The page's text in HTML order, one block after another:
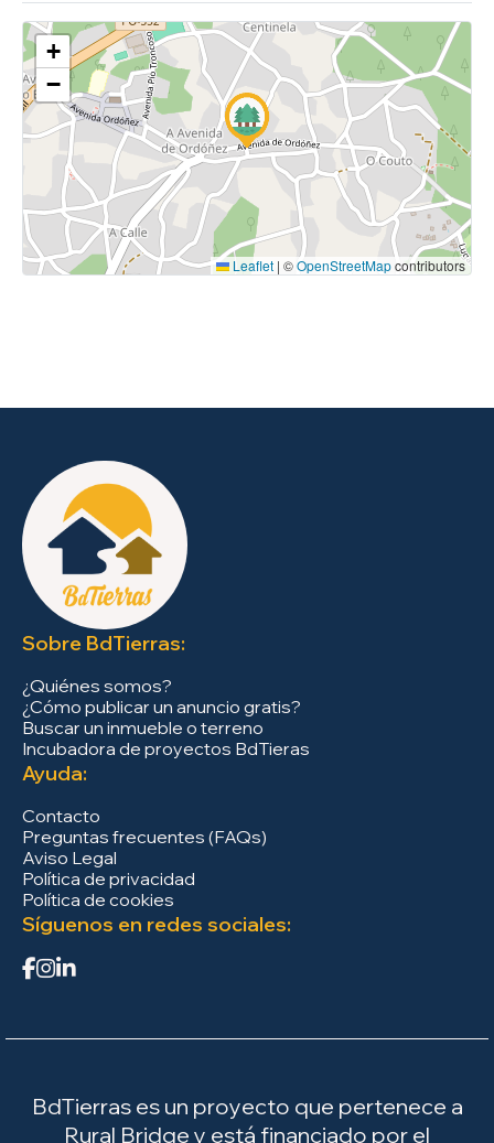
+
−
Leaflet | ©OpenStreetMapcontributors
Sobre BdTierras:
¿Quiénes somos?
¿Cómo publicar un anuncio gratis?
Buscar un inmueble o terreno
Incubadora de proyectos BdTieras
Ayuda:
Contacto
Preguntas frecuentes (FAQs)
Aviso Legal
Política de privacidad
Política de cookies
Síguenos en redes sociales:
BdTierras es un proyecto que pertenece a
Rural Bridge y está financiado por el